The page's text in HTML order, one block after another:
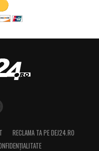
RECLAMA TA PE DEJ24.RO